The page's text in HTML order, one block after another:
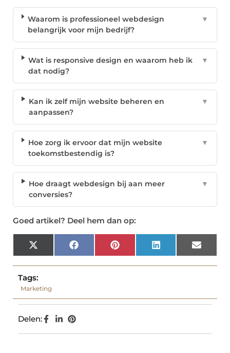
Waarom is professioneel webdesign
belangrijk voor mijn bedrijf?
▼
Wat is responsive design en waarom heb ik
dat nodig?
▼
Kan ik zelf mijn website beheren en
aanpassen?
▼
Hoe zorg ik ervoor dat mijn website
toekomstbestendig is?
▼
Hoe draagt webdesign bij aan meer
conversies?
▼
Goed artikel? Deel hem dan op:
X
(Twitter)
Facebook Pinterest LinkedIn Email
Tags:
Marketing
Delen: